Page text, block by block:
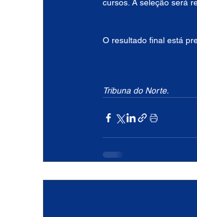
cursos. A seleção será
O resultado final está
Tribuna do Norte.